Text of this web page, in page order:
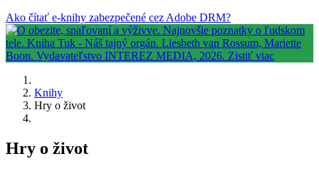
Ako čítať e-knihy zabezpečené cez Adobe DRM?
Knihy
Hry o život
Hry o život